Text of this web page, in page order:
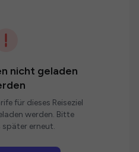
nicht geladen
für dieses Reiseziel
werden. Bitte
später erneut.